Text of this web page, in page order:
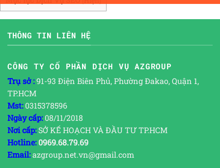
THÔNG TIN LIÊN HỆ
CÔNG TY CỔ PHẦN DỊCH VỤ AZGROUP
Trụ sở :91-93 Điện Biên Phủ, Phường Đakao, Quận 1,
TP.HCM
Mst:0315378596
Ngày cấp:08/11/2018
Nơi cấp:SỞ KẾ HOẠCH VÀ ĐẦU TƯ TP.HCM
Hotline: 0969.68.79.69
Email:azgroup.net.vn@gmail.com